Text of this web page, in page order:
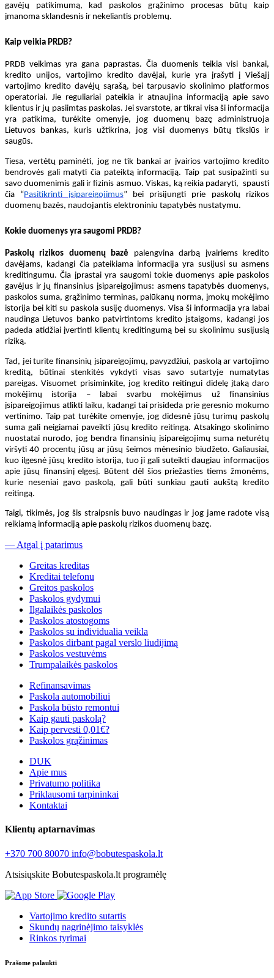
gavėjų patikimumą, kad paskolos grąžinimo procesas būtų kaip
įmanoma sklandesnis ir nekeliantis problemų.
Kaip veikia PRDB?
PRDB veikimas yra gana paprastas. Čia duomenis teikia visi bankai,
kredito unijos, vartojimo kredito davėjai, kurie yra įrašyti į Viešąjį
vartojimo kredito davėjų sąrašą, bei tarpusavio skolinimo platformos
operatoriai. Jie reguliariai pateikia ir atnaujina informaciją apie savo
klientus ir jų pasiimtas paskolas. Jei svarstote, ar tikrai visa ši informacija
yra patikima, turėkite omenyje, jog duomenų bazę administruoja
Lietuvos bankas, kuris užtikrina, jog visi duomenys būtų tikslūs ir
saugūs.
Tiesa, vertėtų paminėti, jog ne tik bankai ar įvairios vartojimo kredito
bendrovės gali matyti čia pateiktą informaciją. Taip pat susipažinti su
savo duomenimis gali ir fizinis asmuo. Viskas, ką reikia padaryti, spausti
čia “Pasitikrinti įsipareigojimus” bei prisijungti prie paskolų rizikos
duomenų bazės, naudojantis elektroniniu tapatybės nustatymu.
Kokie duomenys yra saugomi PRDB?
Paskolų rizikos duomenų bazė palengvina darbą įvairiems kredito
davėjams, kadangi čia pateikiama informacija yra susijusi su asmens
kreditingumu. Čia įprastai yra saugomi tokie duomenys apie paskolos
gavėjus ir jų finansinius įsipareigojimus: asmens tapatybės duomenys,
paskolos suma, grąžinimo terminas, palūkanų norma, įmokų mokėjimo
istorija bei kiti su paskola susiję duomenys. Visa ši informacija yra labai
naudinga Lietuvos banko patvirtintoms kredito įstaigoms, kadangi jos
padeda atidžiai įvertinti klientų kreditingumą bei su skolinimu susijusią
riziką.
Tad, jei turite finansinių įsipareigojimų, pavyzdžiui, paskolą ar vartojimo
kreditą, būtinai stenkitės vykdyti visas savo sutartyje numatytas
pareigas. Visuomet prisiminkite, jog kredito reitingui didelę įtaką daro
mokėjimų istorija – labai svarbu mokėjimus už finansinius
įsipareigojimus atlikti laiku, kadangi tai prisideda prie geresnio mokumo
vertinimo. Taip pat turėkite omenyje, jog didesnė jūsų turimų paskolų
suma gali neigiamai paveikti jūsų kredito reitingą. Atsakingo skolinimo
nuostatai nurodo, jog bendra finansinių įsipareigojimų suma neturėtų
viršyti 40 procentų jūsų ar jūsų šeimos mėnesinio biudžeto. Galiausiai,
kuo ilgesnė jūsų kredito istorija, tuo ji gali suteikti daugiau informacijos
apie jūsų finansinį elgesį. Būtent dėl šios priežasties tiems žmonėms,
kurie neseniai gavo paskolą, gali būti sunkiau gauti aukštą kredito
reitingą.
Taigi, tikimės, jog šis straipsnis buvo naudingas ir jog jame radote visą
reikiamą informaciją apie paskolų rizikos duomenų bazę.
— Atgal į patarimus
Greitas kreditas
Kreditai telefonu
Greitos paskolos
Paskolos gydymui
Ilgalaikės paskolos
Paskolos atostogoms
Paskolos su individualia veikla
Paskolos dirbant pagal verslo liudijimą
Paskolos vestuvėms
Trumpalaikės paskolos
Refinansavimas
Paskola automobiliui
Paskola būsto remontui
Kaip gauti paskolą?
Kaip pervesti 0,01€?
Paskolos grąžinimas
DUK
Apie mus
Privatumo politika
Priklausomi tarpininkai
Kontaktai
Klientų aptarnavimas
+370 700 80070 info@bobutespaskola.lt
Atsisiųskite Bobutespaskola.lt programėlę
Vartojimo kredito sutartis
Skundų nagrinėjimo taisyklės
Rinkos tyrimai
Prašome palaukti